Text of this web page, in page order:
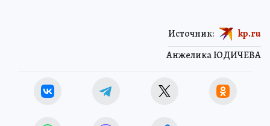
Анжелика ЮДИЧЕВА
Источник: kp.ru